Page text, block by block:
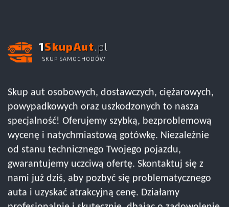
1SkupAut.pl
SKUP SAMOCHODÓW
Skup aut osobowych, dostawczych, ciężarowych,
powypadkowych oraz uszkodzonych to nasza
specjalność! Oferujemy szybką, bezproblemową
wycenę i natychmiastową gotówkę. Niezależnie
od stanu technicznego Twojego pojazdu,
gwarantujemy uczciwą ofertę. Skontaktuj się z
nami już dziś, aby pozbyć się problematycznego
auta i uzyskać atrakcyjną cenę. Działamy